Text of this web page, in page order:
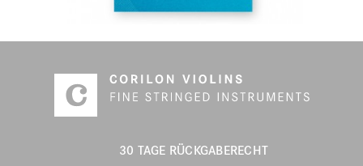
30 TAGE RÜCKGABERECHT